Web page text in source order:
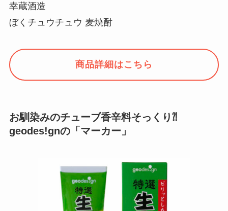
幸蔵酒造
ぼくチュウチュウ 麦焼酎
商品詳細はこちら
お馴染みのチューブ香辛料そっくり⁈
geodes!gnの「マーカー」